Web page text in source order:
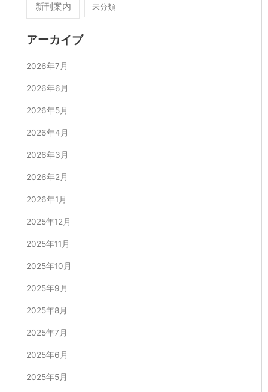
新刊案内 未分類
アーカイブ
2026年7月
2026年6月
2026年5月
2026年4月
2026年3月
2026年2月
2026年1月
2025年12月
2025年11月
2025年10月
2025年9月
2025年8月
2025年7月
2025年6月
2025年5月